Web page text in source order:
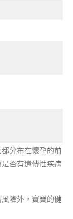
分布在懷孕的前
否有遺傳性疾病
險外，寶寶的健